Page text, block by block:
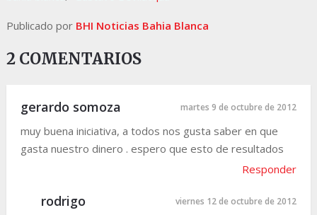
Publicado por BHI Noticias Bahia Blanca
2 COMENTARIOS
gerardo somoza martes 9 de octubre de 2012
muy buena iniciativa, a todos nos gusta saber en que
gasta nuestro dinero . espero que esto de resultados
Responder
rodrigo viernes 12 de octubre de 2012